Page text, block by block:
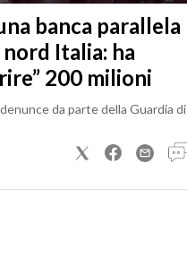
banca parallela
Italia: ha
200 milioni
da parte della Guardia di